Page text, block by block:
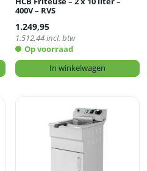
400V – RVS
1.249,95
1.512,44incl. btw
Op voorraad
In winkelwagen